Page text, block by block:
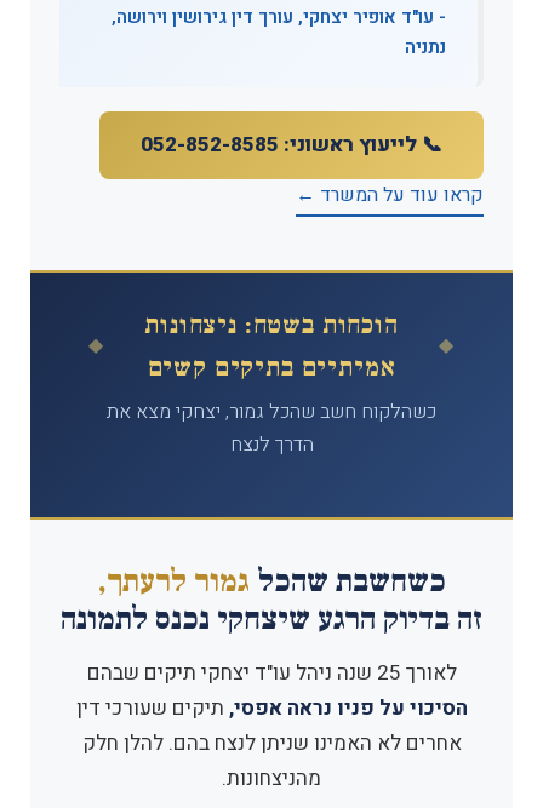
- עו"ד אופיר יצחקי, עורך דין גירושין וירושה,
נתניה
📞 לייעוץ ראשוני: 052-852-8585
קראו עוד על המשרד ←
הוכחות בשטח: ניצחונות
אמיתיים בתיקים קשים
כשהלקוח חשב שהכל גמור, יצחקי מצא את
הדרך לנצח
כשחשבת שהכל גמור לרעתך,
זה בדיוק הרגע שיצחקי נכנס לתמונה
לאורך 25 שנה ניהל עו"ד יצחקי תיקים שבהם
הסיכוי על פניו נראה אפסי, תיקים שעורכי דין
אחרים לא האמינו שניתן לנצח בהם. להלן חלק
מהניצחונות.